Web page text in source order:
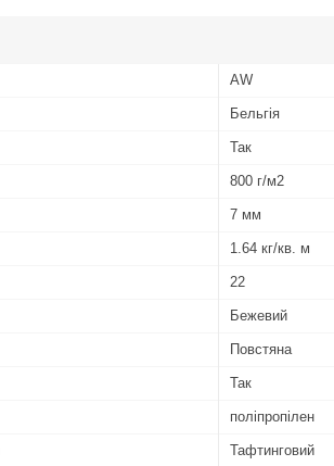
AW
Бельгія
Так
800 г/м2
7 мм
1.64 кг/кв. м
22
Бежевий
Повстяна
Так
поліпропілен
Тафтинговий